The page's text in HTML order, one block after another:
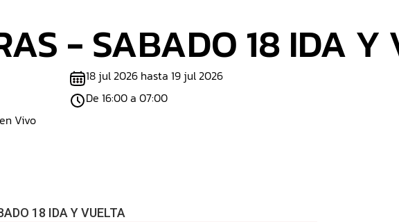
- SABADO 18 IDA Y
Vivo
18 jul 2026 hasta 19 jul 2026
De 16:00 a 07:00
18 IDA Y VUELTA